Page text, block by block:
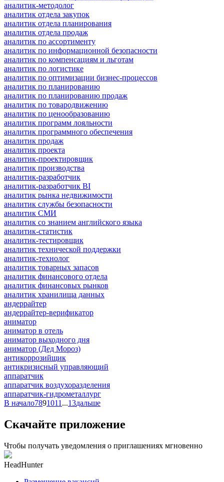
аналитик-методолог
аналитик отдела закупок
аналитик отдела планирования
аналитик отдела продаж
аналитик по ассортименту
аналитик по информационной безопасности
аналитик по компенсациям и льготам
аналитик по логистике
аналитик по оптимизации бизнес-процессов
аналитик по планированию
аналитик по планированию продаж
аналитик по товародвижению
аналитик по ценообразованию
аналитик программ лояльности
аналитик программного обеспечения
аналитик продаж
аналитик проекта
аналитик-проектировщик
аналитик производства
аналитик-разработчик
аналитик-разработчик BI
аналитик рынка недвижимости
аналитик службы безопасности
аналитик СМИ
аналитик со знанием английского языка
аналитик-статистик
аналитик-тестировщик
аналитик технической поддержки
аналитик-технолог
аналитик товарных запасов
аналитик финансового отдела
аналитик финансовых рынков
аналитик хранилища данных
андеррайтер
андеррайтер-верификатор
аниматор
аниматор в отель
аниматор выходного дня
аниматор (Дед Мороз)
антикоррозийщик
антикризисный управляющий
аппаратчик
аппаратчик воздухоразделения
аппаратчик-гидрометаллург
В начало7891011 ...13дальше
Скачайте приложение
Чтобы получать уведомления о приглашениях мгновенно
HeadHunter